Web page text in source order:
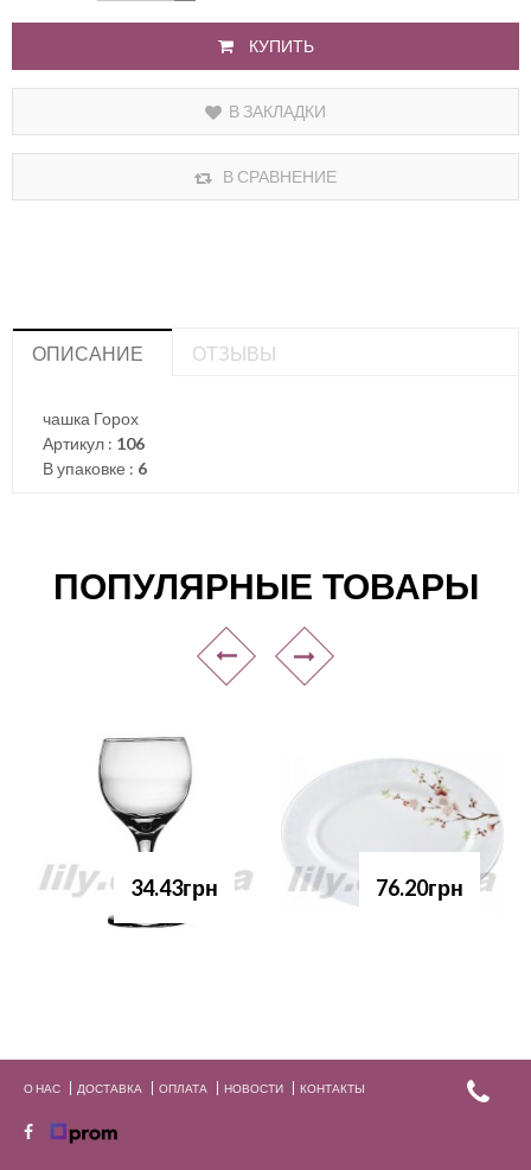
КУПИТЬ
В ЗАКЛАДКИ
В СРАВНЕНИЕ
ОПИСАНИЕ ОТЗЫВЫ
чашка Горох
Артикул : 106
В упаковке : 6
ПОПУЛЯРНЫЕ ТОВАРЫ
34.43грн 76.20грн
О НАС ДОСТАВКА ОПЛАТА НОВОСТИ КОНТАКТЫ